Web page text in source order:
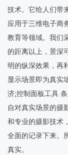
技术。它给人们带
应用于三维电子商
教育等领域。我们
的距离以上，景深
明的纵深效果，再
显示场景即为真实
济;控制面板工具
自对真实场景的摄
和专业的摄影技术
全面的记录下来。
真实。